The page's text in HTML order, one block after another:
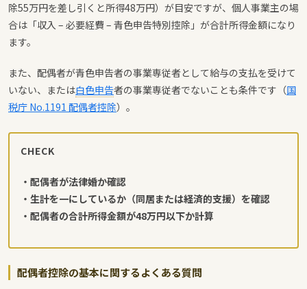
除55万円を差し引くと所得48万円）が目安ですが、個人事業主の場
合は「収入 – 必要経費 – 青色申告特別控除」が合計所得金額になり
ます。
また、配偶者が青色申告者の事業専従者として給与の支払を受けて
いない、または白色申告者の事業専従者でないことも条件です（国
税庁 No.1191 配偶者控除）。
CHECK
・配偶者が法律婚か確認
・生計を一にしているか（同居または経済的支援）を確認
・配偶者の合計所得金額が48万円以下か計算
配偶者控除の基本に関するよくある質問